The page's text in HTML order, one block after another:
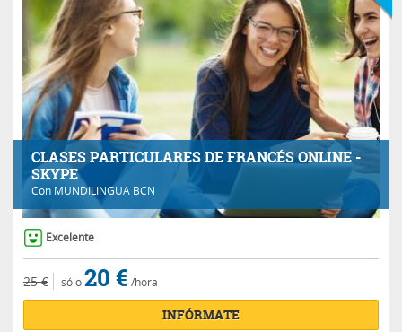
CLASES PARTICULARES DE FRANCÉS ONLINE -
SKYPE
Con MUNDILINGUA BCN
Excelente
25 € sólo20 € /hora
INFÓRMATE